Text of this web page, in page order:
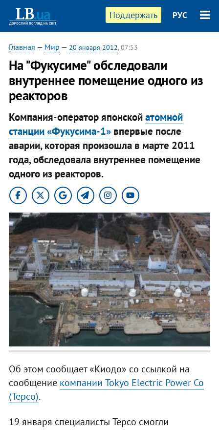
Поддержать РУС
Главная — Мир — 20 января 2012, 07:53
На "Фукусиме" обследовали
внутреннее помещение одного из
реакторов
Компания-оператор японскойатомной
станции «Фукусима-1»впервые после
аварии, которая произошла в марте 2011
года, обследовала внутреннее помещение
одного из реакторов.
Об этом сообщает «Киодо» со ссылкой на
сообщение компании Tokyo Electric Power Co
(Tepco).
19 января специалисты Tepco смогли